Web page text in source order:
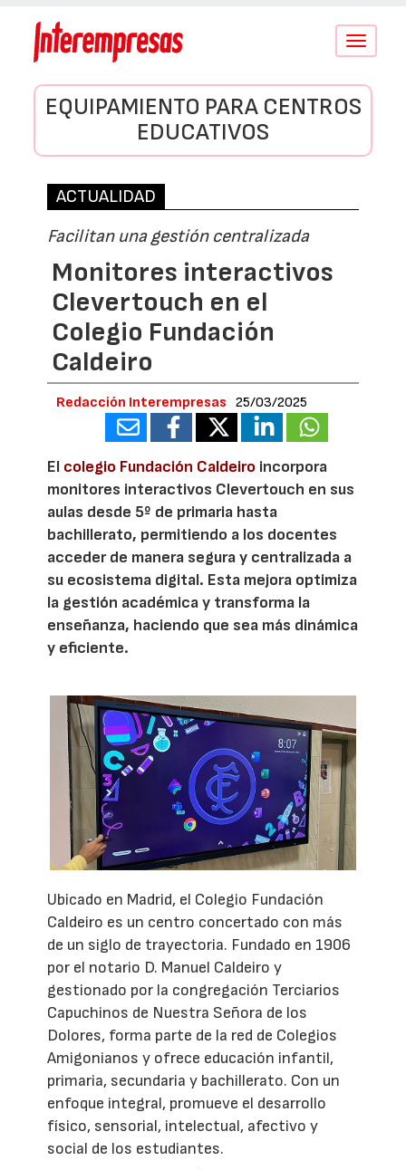
Conmutar
EQUIPAMIENTO PARA CENTROS
EDUCATIVOS
ACTUALIDAD
Facilitan una gestión centralizada
Monitores interactivos
Clevertouch en el
Colegio Fundación
Caldeiro
Redacción Interempresas 25/03/2025
El colegio Fundación Caldeiro incorpora
monitores interactivos Clevertouch en sus
aulas desde 5º de primaria hasta
bachillerato, permitiendo a los docentes
acceder de manera segura y centralizada a
su ecosistema digital. Esta mejora optimiza
la gestión académica y transforma la
enseñanza, haciendo que sea más dinámica
y eficiente.
Ubicado en Madrid, el Colegio Fundación
Caldeiro es un centro concertado con más
de un siglo de trayectoria. Fundado en 1906
por el notario D. Manuel Caldeiro y
gestionado por la congregación Terciarios
Capuchinos de Nuestra Señora de los
Dolores, forma parte de la red de Colegios
Amigonianos y ofrece educación infantil,
primaria, secundaria y bachillerato. Con un
enfoque integral, promueve el desarrollo
físico, sensorial, intelectual, afectivo y
social de los estudiantes.